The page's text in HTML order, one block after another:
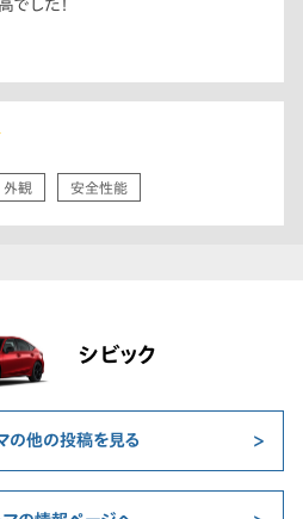
した！
外観 安全性能
シビック
の他の投稿を見る